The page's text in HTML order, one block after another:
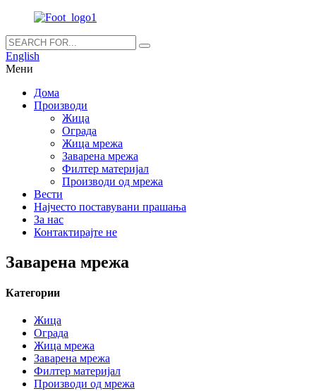
English
Мени
Дома
Производи
Жица
Ограда
Жица мрежа
Заварена мрежа
Филтер материјал
Производи од мрежа
Вести
Најчесто поставувани прашања
За нас
Контактирајте не
Заварена мрежа
Категории
Жица
Ограда
Жица мрежа
Заварена мрежа
Филтер материјал
Производи од мрежа